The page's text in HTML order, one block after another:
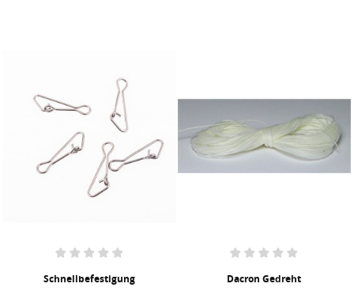
Schnellbefestigung
Dacron Gedreht